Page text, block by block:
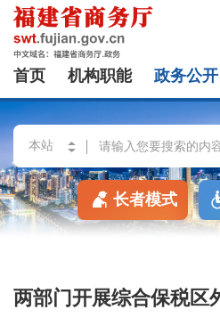
首页 机构职能 政务公开
长者模式
两部门开展综合保税区